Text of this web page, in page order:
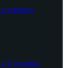
personas
3 personas